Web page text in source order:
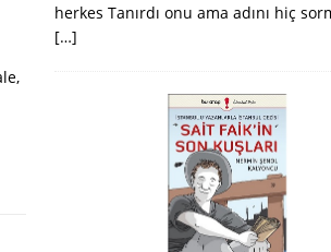
herkes Tanırdı onu ama adını hiç
[…]